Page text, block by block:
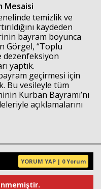
Mesaisi
temizlik ve
kaydeden
bayram boyunca
Görgel, “Toplu
dezenfeksiyon
yaptık.
geçirmesi için
Bu vesileyle tüm
Kurban Bayramı’nı
açıklamalarını
YORUM YAP | 0 Yorum